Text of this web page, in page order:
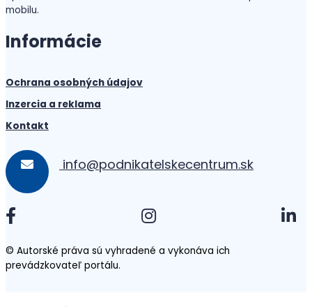
mobilu.
Informácie
Ochrana osobných údajov
Inzercia a reklama
Kontakt
info@podnikatelskecentrum.sk
© Autorské práva sú vyhradené a vykonáva ich
prevádzkovateľ portálu.